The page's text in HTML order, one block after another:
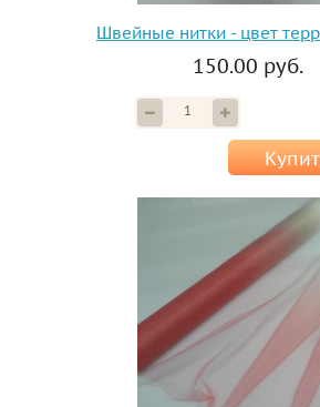
Швейные нитки - цвет
150.00 руб.